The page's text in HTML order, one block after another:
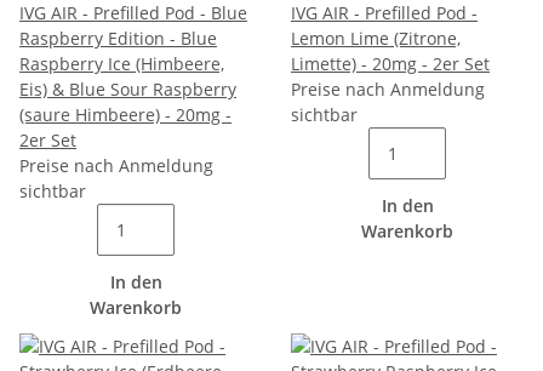
IVG AIR - Prefilled Pod - Blue
Raspberry Edition - Blue
Raspberry Ice (Himbeere,
Eis) & Blue Sour Raspberry
(saure Himbeere) - 20mg -
2er Set
Preise nach Anmeldung
sichtbar
In den
Warenkorb
IVG AIR - Prefilled Pod -
Lemon Lime (Zitrone,
Limette) - 20mg - 2er Set
Preise nach Anmeldung
sichtbar
In den
Warenkorb